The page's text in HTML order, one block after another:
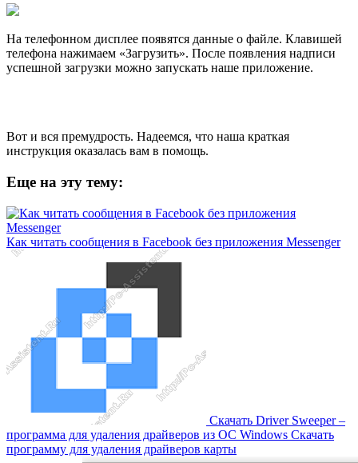
На телефонном дисплее появятся данные о файле. Клавишей
телефона нажимаем «Загрузить». После появления надписи
успешной загрузки можно запускать наше приложение.
Вот и вся премудрость. Надеемся, что наша краткая
инструкция оказалась вам в помощь.
Еще на эту тему:
Как читать сообщения в Facebook без приложения Messenger
Скачать Driver Sweeper –
программа для удаления драйверов из OC Windows Скачать
программу для удаления драйверов карты